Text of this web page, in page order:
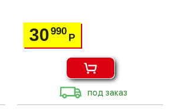
30990
Р
под заказ